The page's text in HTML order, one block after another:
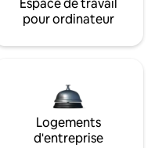
Espace de travail
pour ordinateur
Logements
d'entreprise